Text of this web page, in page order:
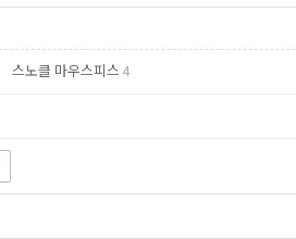
스노클 마우스피스 4